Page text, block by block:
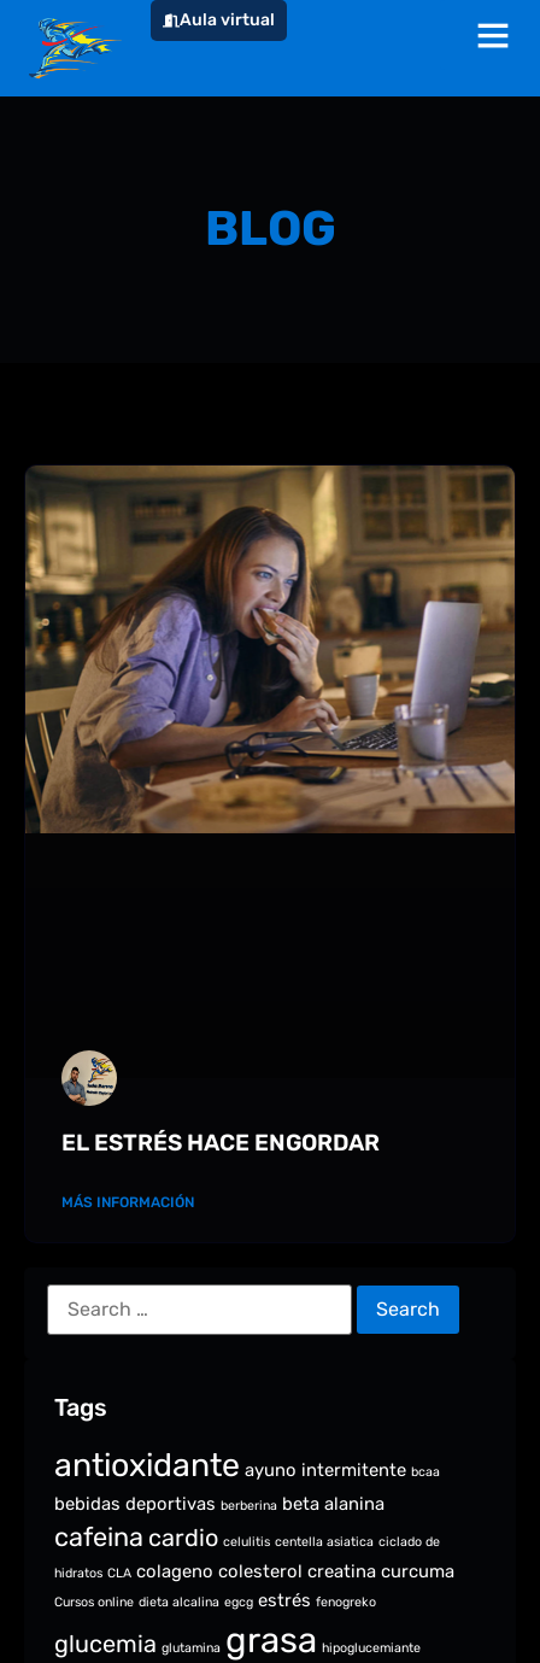
Aula virtual
BLOG
EL ESTRÉS HACE ENGORDAR
MÁS INFORMACIÓN
Tags
antioxidante ayuno intermitente bcaa
bebidas deportivas berberina beta alanina
cafeina cardio celulitis centella asiatica ciclado de
hidratos CLA colageno colesterol creatina curcuma
Cursos online dieta alcalina egcg estrés fenogreko
glucemia glutamina grasa hipoglucemiante